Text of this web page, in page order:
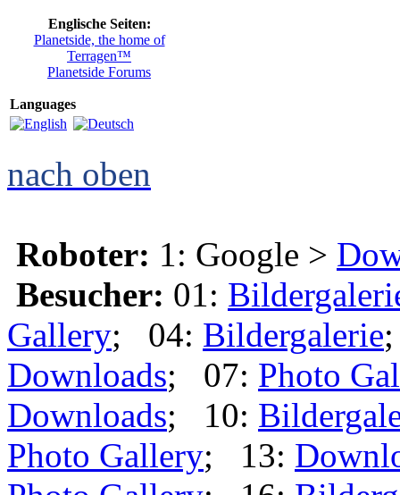
Englische Seiten:
Planetside, the home of
Terragen™
Planetside Forums
Languages
nach oben
Roboter: 1: Google >
Besucher: 01:
Gallery; 04: Bildergalerie
Downloads; 07: Photo
Downloads; 10:
Photo Gallery; 13: